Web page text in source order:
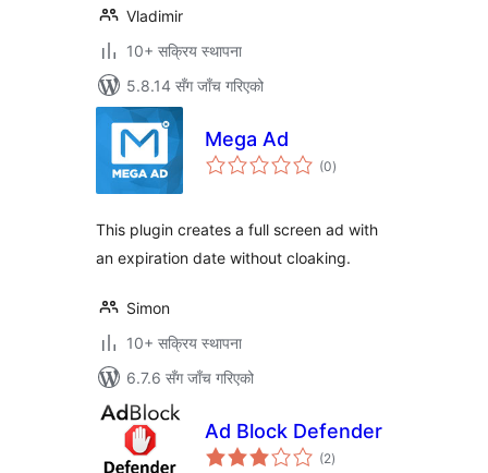
Vladimir
10+ सक्रिय स्थापना
5.8.14 सँग जाँच गरिएको
Mega Ad
(0कुल
रेटिङ्गहरू
)
This plugin creates a full screen ad with
an expiration date without cloaking.
Simon
10+ सक्रिय स्थापना
6.7.6 सँग जाँच गरिएको
Ad Block Defender
(2कुल
रेटिङ्गहरू
)